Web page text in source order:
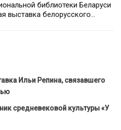
библиотеки Беларуси
выставка белорусского…
Ильи Репина, связавшего
средневековой культуры «У